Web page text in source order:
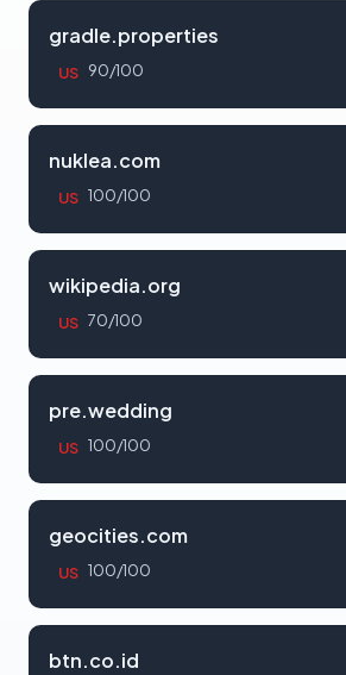
gradle.properties
US 90/100
nuklea.com
US 100/100
wikipedia.org
US 70/100
pre.wedding
US 100/100
geocities.com
US 100/100
btn.co.id